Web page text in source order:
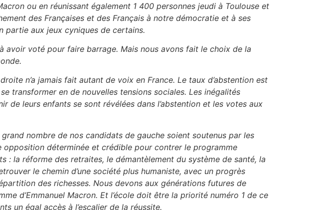
ou en réunissant également 1 400 personnes jeudi à Toulouse et
des Françaises et des Français à notre démocratie et à ses
partie aux jeux cyniques de certains.
avoir voté pour faire barrage. Mais nous avons fait le choix de la
n’a jamais fait autant de voix en France. Le taux d’abstention est
transformer en de nouvelles tensions sociales. Les inégalités
de leurs enfants se sont révélées dans l’abstention et les votes aux
nombre de nos candidats de gauche soient soutenus par les
opposition déterminée et crédible pour contrer le programme
: la réforme des retraites, le démantèlement du système de santé, la
le chemin d’une société plus humaniste, avec un progrès
des richesses. Nous devons aux générations futures de
d’Emmanuel Macron. Et l’école doit être la priorité numéro 1 de ce
un égal accès à l’escalier de la réussite.